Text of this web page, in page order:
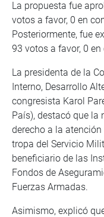
La propuesta fue
votos a favor, 0 en
Posteriormente, fue
93 votos a favor, 0
La presidenta de la
Interno, Desarrollo
congresista Karol
País), destacó que la
derecho a la
tropa del Servicio
beneficiario de las
Fondos de
Fuerzas Armadas.
Asimismo, explicó